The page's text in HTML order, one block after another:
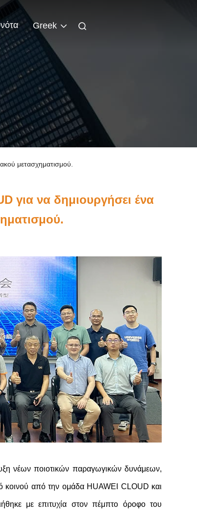
Greek
μετασχηματισμού.
για να δημιουργήσει ένα
νέων ποιοτικών παραγωγικών δυνάμεων,
από την ομάδα HUAWEI CLOUD και
με επιτυχία στον πέμπτο όροφο του